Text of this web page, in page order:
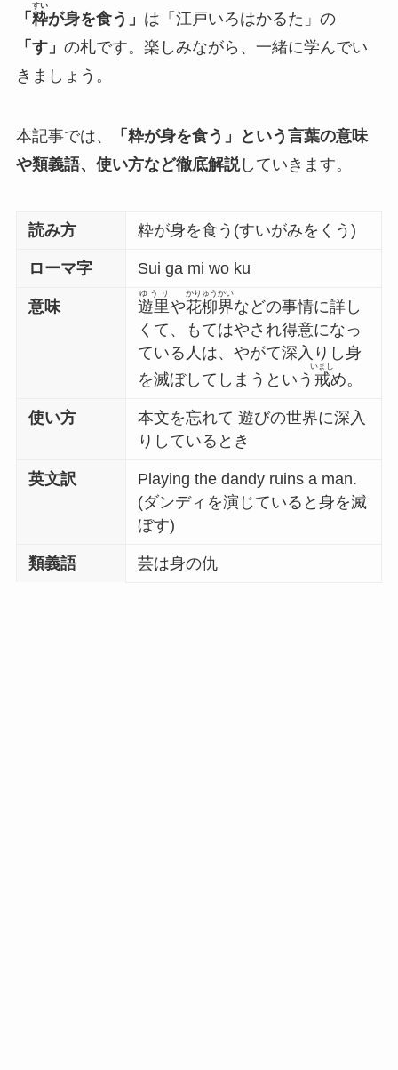
「 粋
すい
が身を食う」 は「江戸いろはかるた」の
「す」 の札です。楽しみながら、一緒に学んでい
きましょう。
本記事では、
「粋が身を食う」という言葉の意味
や類義語、使い方など徹底解説していきます。
読み方 粋が身を食う(すいがみをくう)
ローマ字 Sui ga mi wo ku
意味 遊里
ゆうり
や花柳界
かりゅうかい
などの事情に詳し
くて、もてはやされ得意になっ
ている人は、やがて深入りし身
を滅ぼしてしまうという 戒
いまし
め。
使い方
本文を忘れて 遊びの世界に深入
りしているとき
英文訳
Playing the dandy ruins a man.
(ダンディを演じていると身を滅
ぼす)
類義語 芸は身の仇